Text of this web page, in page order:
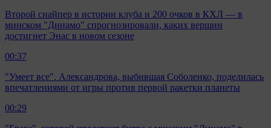
Второй снайпер в истории клуба и 200 очков в КХЛ — в
минском "Динамо" спрогнозировали, каких вершин
достигнет Энас в новом сезоне
00:37
"Умеет все". Александрова, выбившая Соболенко, поделилась
впечатлениями от игры против первой ракетки планеты
00:29